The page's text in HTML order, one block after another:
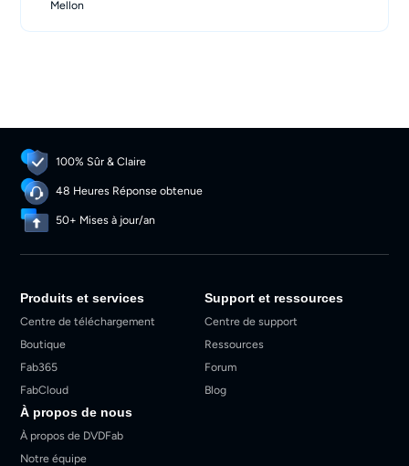
Mellon
100% Sûr & Claire
48 Heures Réponse obtenue
50+ Mises à jour/an
Produits et services
Centre de téléchargement
Boutique
Fab365
FabCloud
Support et ressources
Centre de support
Ressources
Forum
Blog
À propos de nous
À propos de DVDFab
Notre équipe